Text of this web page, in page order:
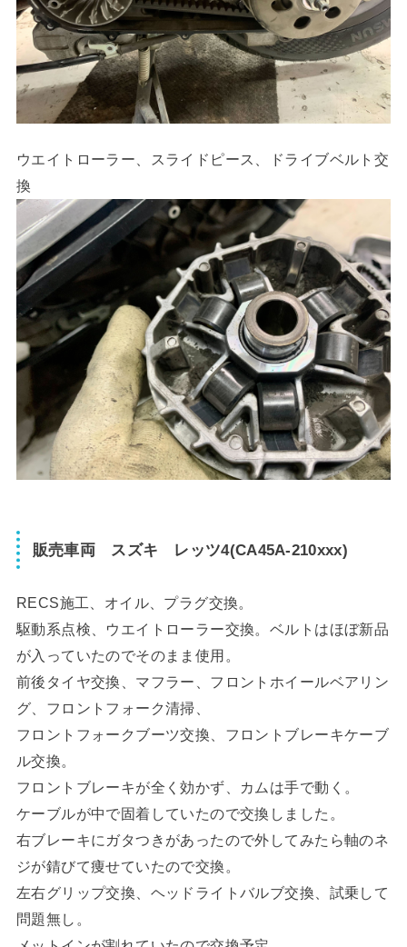
ウエイトローラー、スライドピース、ドライブベルト交
換
販売車両 スズキ レッツ4(CA45A-210xxx)
RECS施工、オイル、プラグ交換。
駆動系点検、ウエイトローラー交換。ベルトはほぼ新品
が入っていたのでそのまま使用。
前後タイヤ交換、マフラー、フロントホイールベアリン
グ、フロントフォーク清掃、
フロントフォークブーツ交換、フロントブレーキケーブ
ル交換。
フロントブレーキが全く効かず、カムは手で動く。
ケーブルが中で固着していたので交換しました。
右ブレーキにガタつきがあったので外してみたら軸のネ
ジが錆びて痩せていたので交換。
左右グリップ交換、ヘッドライトバルブ交換、試乗して
問題無し。